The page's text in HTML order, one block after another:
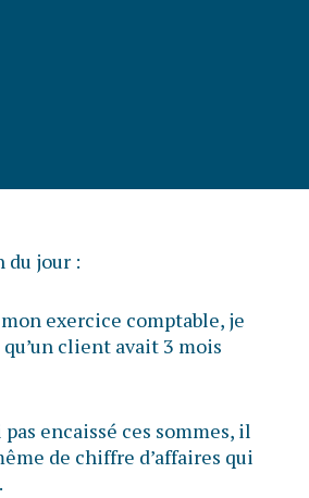
du jour :
exercice comptable, je
client avait 3 mois
encaissé ces sommes, il
de chiffre d’affaires qui